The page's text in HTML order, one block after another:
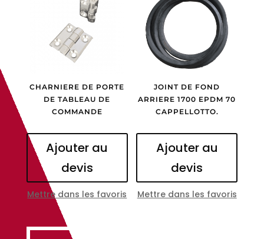
CHARNIERE DE PORTE
DE TABLEAU DE
COMMANDE
Ajouter au
devis
Mettre dans les favoris
JOINT DE FOND
ARRIERE 1700 EPDM 70
CAPPELLOTTO.
Ajouter au
devis
Mettre dans les favoris